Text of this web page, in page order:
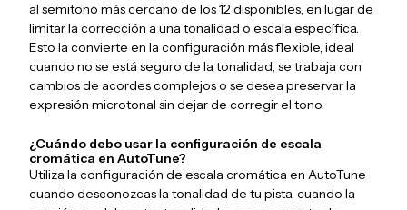
al semitono más cercano de los 12 disponibles, en lugar de
limitar la corrección a una tonalidad o escala específica.
Esto la convierte en la configuración más flexible, ideal
cuando no se está seguro de la tonalidad, se trabaja con
cambios de acordes complejos o se desea preservar la
expresión microtonal sin dejar de corregir el tono.
¿Cuándo debo usar la configuración de escala
cromática en AutoTune?
Utiliza la configuración de escala cromática en AutoTune
cuando desconozcas la tonalidad de tu pista, cuando la